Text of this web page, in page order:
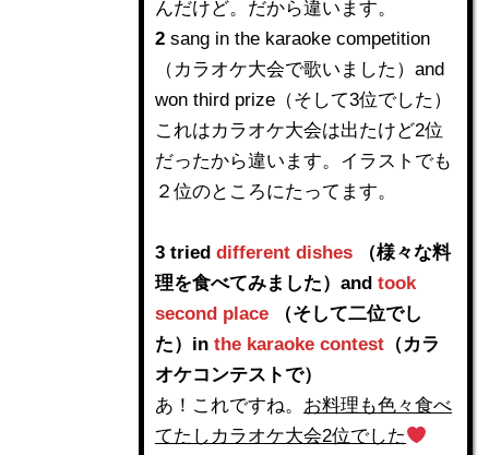
んだけど。だから違います。
2 sang in the karaoke competition
（カラオケ大会で歌いました）and
won third prize（そして3位でした）
これはカラオケ大会は出たけど2位
だったから違います。イラストでも
２位のところにたってます。
3 tried different dishes
（様々な料
理を食べてみました）and took
second place
（そして二位でし
た）in the karaoke contest （カラ
オケコンテストで）
あ！これですね。 お料理も色々食べ
てたしカラオケ大会2位でした